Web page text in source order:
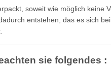
soweit wie möglich keine
entstehen, das es sich
sie folgendes :